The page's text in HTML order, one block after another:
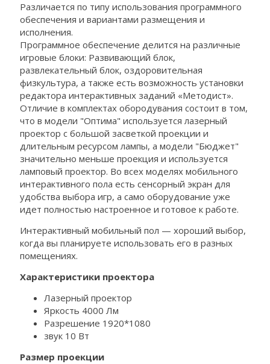
Различается по типу использования программного
обеспечения и вариантами размещения и
исполнения.
Программное обеспечение делится на различные
игровые блоки: Развивающий блок,
развлекательный блок, оздоровительная
физкультура, а также есть возможность установки
редактора интерактивных заданий «Методист».
Отличие в комплектах обородувания состоит в том,
что в модели "Оптима" используется лазерный
проектор с большой засветкой проекции и
длительным ресурсом лампы, а модели "Бюджет"
значительно меньше проекция и используется
ламповый проектор. Во всех моделях мобильного
интерактивного пола есть сенсорный экран для
удобства выбора игр, а само оборудование уже
идет полностью настроенное и готовое к работе.
Интерактивный мобильный пол — хороший выбор,
когда вы планируете использовать его в разных
помещениях.
Характеристики проектора
Лазерный проектор
Яркость 4000 Лм
Разрешение 1920*1080
звук 10 Вт
Размер проекции